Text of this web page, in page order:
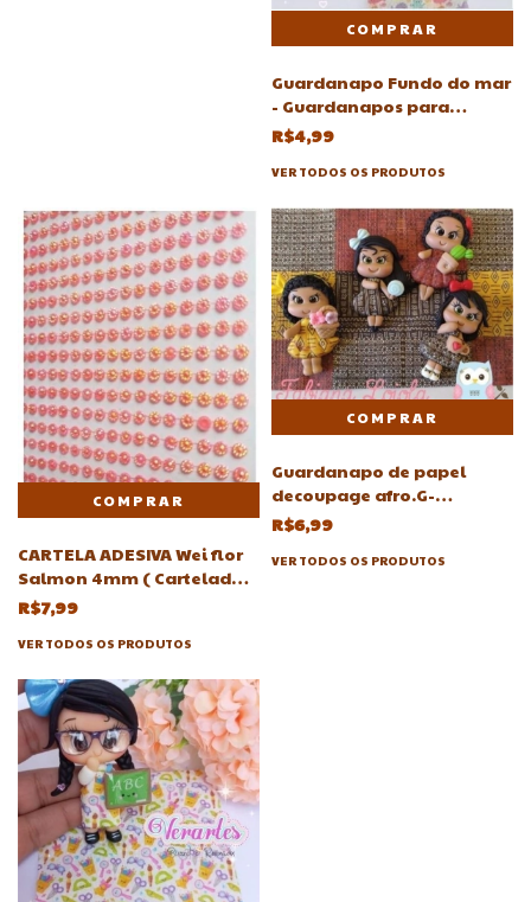
Guardanapo Fundo do mar
- Guardanapos para
Decoupagem biscuit
R$4,99
VER TODOS OS PRODUTOS
CARTELA ADESIVA Wei flor
Salmon 4mm ( Cartelados
)
R$7,99
VER TODOS OS PRODUTOS
Guardanapo de papel
decoupage afro.G-
Guardanapos
R$6,99
VER TODOS OS PRODUTOS